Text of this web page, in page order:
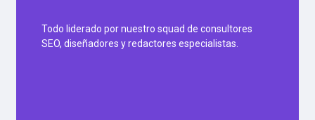
Todo liderado por nuestro squad de consultores
SEO, diseñadores y redactores especialistas.